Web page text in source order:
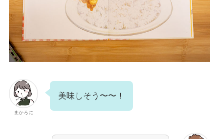
まかろに
美味しそう〜〜！